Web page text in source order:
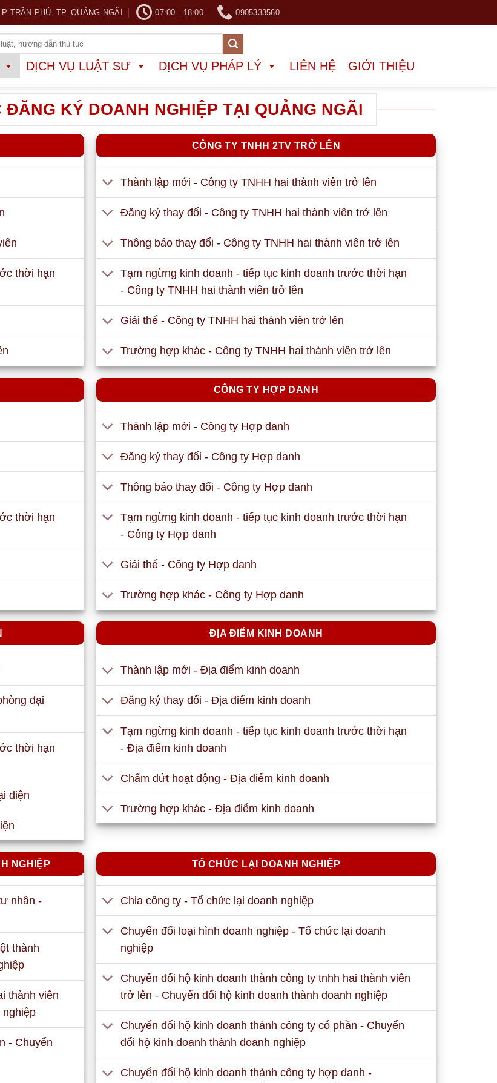
TRẦN PHÚ, TP. QUẢNG NGÃI 07:00 - 18:00 0905333560
DỊCH VỤ LUẬT SƯ DỊCH VỤ PHÁP LÝ LIÊN HỆ GIỚI THIỆU
KÝ DOANH NGHIỆP TẠI QUẢNG NGÃI
thời hạn
CÔNG TY TNHH 2TV TRỞ LÊN
Thành lập mới - Công ty TNHH hai thành viên trở lên
Đăng ký thay đổi - Công ty TNHH hai thành viên trở lên
Thông báo thay đổi - Công ty TNHH hai thành viên trở lên
Tạm ngừng kinh doanh - tiếp tục kinh doanh trước thời hạn
- Công ty TNHH hai thành viên trở lên
Giải thể - Công ty TNHH hai thành viên trở lên
Trường hợp khác - Công ty TNHH hai thành viên trở lên
thời hạn
CÔNG TY HỢP DANH
Thành lập mới - Công ty Hợp danh
Đăng ký thay đổi - Công ty Hợp danh
Thông báo thay đổi - Công ty Hợp danh
Tạm ngừng kinh doanh - tiếp tục kinh doanh trước thời hạn
- Công ty Hợp danh
Giải thể - Công ty Hợp danh
Trường hợp khác - Công ty Hợp danh
đại
thời hạn
diện
ĐỊA ĐIỂM KINH DOANH
Thành lập mới - Địa điểm kinh doanh
Đăng ký thay đổi - Địa điểm kinh doanh
Tạm ngừng kinh doanh - tiếp tục kinh doanh trước thời hạn
- Địa điểm kinh doanh
Chấm dứt hoạt động - Địa điểm kinh doanh
Trường hợp khác - Địa điểm kinh doanh
NGHIỆP
nhân -
thành
thành viên
nghiệp
- Chuyển
TỔ CHỨC LẠI DOANH NGHIỆP
Chia công ty - Tổ chức lại doanh nghiệp
Chuyển đổi loại hình doanh nghiệp - Tổ chức lại doanh
nghiệp
Chuyển đổi hộ kinh doanh thành công ty tnhh hai thành viên
trở lên - Chuyển đổi hộ kinh doanh thành doanh nghiệp
Chuyển đổi hộ kinh doanh thành công ty cổ phần - Chuyển
đổi hộ kinh doanh thành doanh nghiệp
Chuyển đổi hộ kinh doanh thành công ty hợp danh -